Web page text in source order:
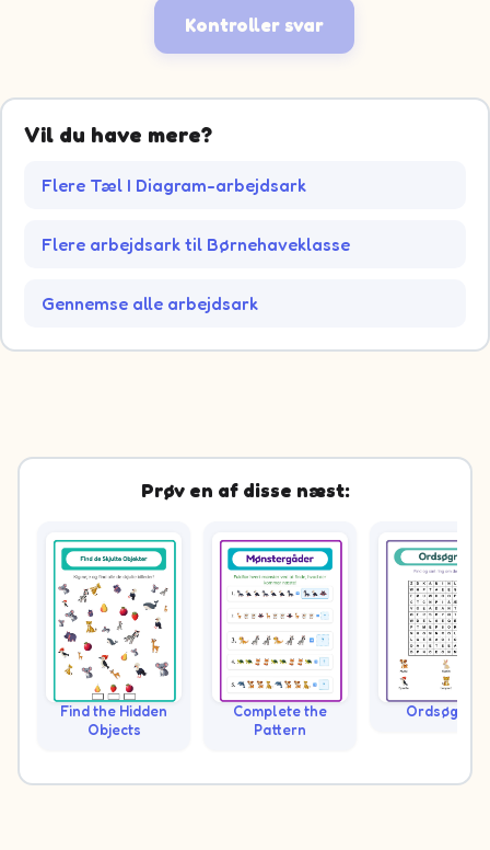
Kontroller svar
Vil du have mere?
Flere Tæl I Diagram-arbejdsark
Flere arbejdsark til Børnehaveklasse
Gennemse alle arbejdsark
Prøv en af disse næst:
Find the Hidden
Objects
Complete the
Pattern
Ordsøgning